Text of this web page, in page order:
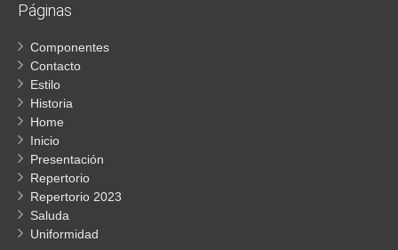
Páginas
Componentes
Contacto
Estilo
Historia
Home
Inicio
Presentación
Repertorio
Repertorio 2023
Saluda
Uniformidad